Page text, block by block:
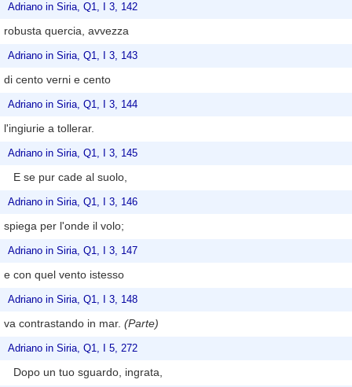
Adriano in Siria, Q1, I 3, 142
robusta quercia, avvezza
Adriano in Siria, Q1, I 3, 143
di cento verni e cento
Adriano in Siria, Q1, I 3, 144
l'ingiurie a tollerar.
Adriano in Siria, Q1, I 3, 145
E se pur cade al suolo,
Adriano in Siria, Q1, I 3, 146
spiega per l'onde il volo;
Adriano in Siria, Q1, I 3, 147
e con quel vento istesso
Adriano in Siria, Q1, I 3, 148
va contrastando in mar. (Parte)
Adriano in Siria, Q1, I 5, 272
Dopo un tuo sguardo, ingrata,